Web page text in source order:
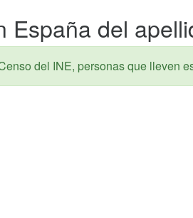
España del
del INE, personas que lleven